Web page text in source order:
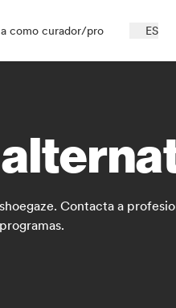
como curador/pro ES
Contacta a